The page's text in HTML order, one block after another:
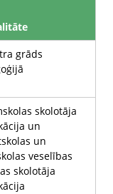
grāds
skolotāja
un
un
veselības
skolotāja